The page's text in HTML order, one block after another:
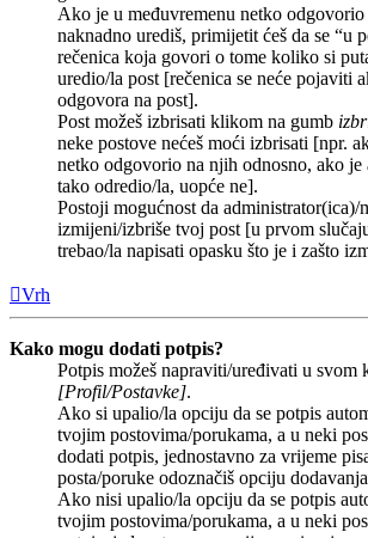
Ako je u međuvremenu netko
naknadno urediš, primijetit ćeš da se “u
rečenica koja govori o tome koliko si
uredio/la post [rečenica se neće pojaviti
odgovora na post].
Post možeš izbrisati klikom na gumb
neke postove nećeš moći izbrisati [npr.
netko odgovorio na njih odnosno, ako je
tako odredio/la, uopće ne].
Postoji mogućnost da administrator(ica)/
izmijeni/izbriše tvoj post [u prvom
trebao/la napisati opasku što je i zašto
Vrh
Kako mogu dodati potpis?
Potpis možeš napraviti/uređivati u svom
[Profil/Postavke].
Ako si upalio/la opciju da se potpis
tvojim postovima/porukama, a u neki
dodati potpis, jednostavno za vrijeme
posta/poruke odoznačiš opciju
Ako nisi upalio/la opciju da se potpis
tvojim postovima/porukama, a u neki